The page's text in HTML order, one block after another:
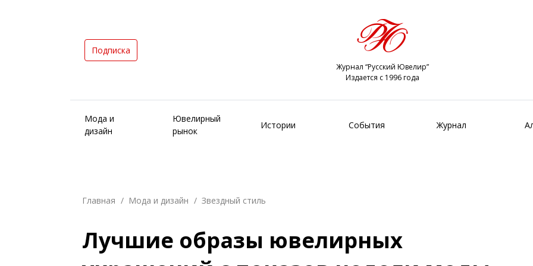
Подписка
Журнал “Русский Ювелир”
Издается с 1996 года
Мода и
дизайн
Ювелирный
рынок
Истории События Журнал
Главная Мода и дизайн Звездный стиль
Лучшие образы ювелирных